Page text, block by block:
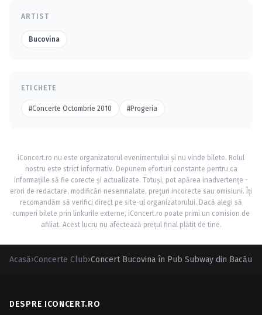
ARTIST
Bucovina
ETICHETE
#Concerte Octombrie 2010 #Progeria
iConcert.ro nu este organizatorul evenimentului și nu vinde bilete. Rolul
nostru este strict informativ. Depunem eforturi constante pentru ca
informațiile să fie corecte și actualizate. Totuși, pot apărea inadvertențe -
erori de redactare, modificări nesemnalate, prețuri incorecte sau omisiuni. Îți
recomandăm să verifici direct pe site-ul organizatorului. Dacă alegi să
cumperi bilete prin linkurile externe, iConcert.ro poate primi un comision de
afiliat. Acest lucru nu afectează prețul final plătit de tine.
Acasă›Concerte Club›Concert Bucovina în Pub Subway din Bacău
DESPRE ICONCERT.RO